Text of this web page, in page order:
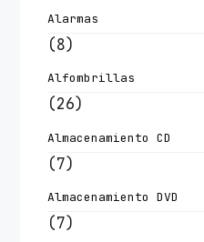
Alarmas
(8)
Alfombrillas
(26)
Almacenamiento CD
(7)
Almacenamiento DVD
(7)